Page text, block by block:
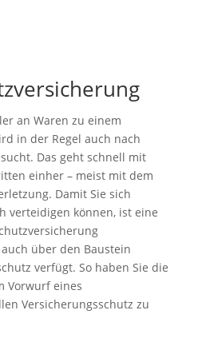
an Waren zu einem
in der Regel auch nach
Das geht schnell mit
einher – meist mit dem
Damit Sie sich
verteidigen können, ist eine
über den Baustein
verfügt. So haben Sie die
Vorwurf eines
Versicherungsschutz zu